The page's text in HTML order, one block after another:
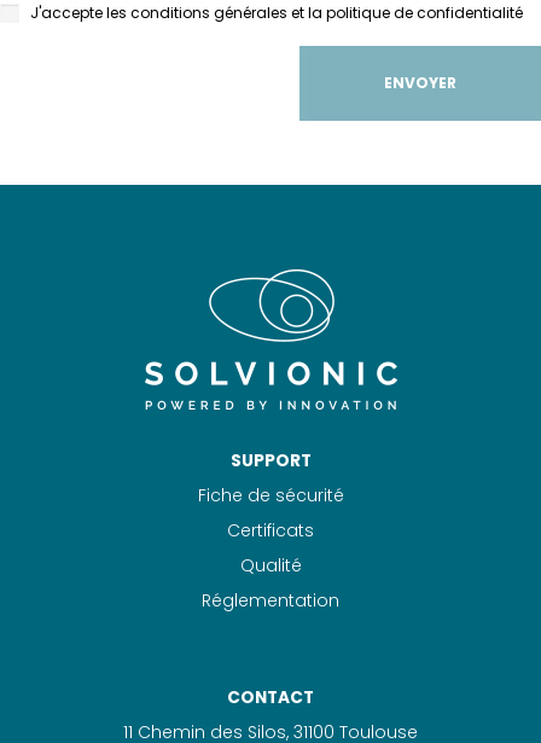
J'accepte les conditions générales et la politique de confidentialité
SUPPORT
Fiche de sécurité
Certificats
Qualité
Réglementation
CONTACT
11 Chemin des Silos, 31100 Toulouse